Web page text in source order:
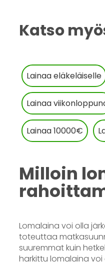
Katso
Lainaa eläkeläiselle
Lainaa
Lainaa 10000€
Milloin
Lomalaina voi olla
toteuttaa
suuremmat kuin
harkittu lomalaina